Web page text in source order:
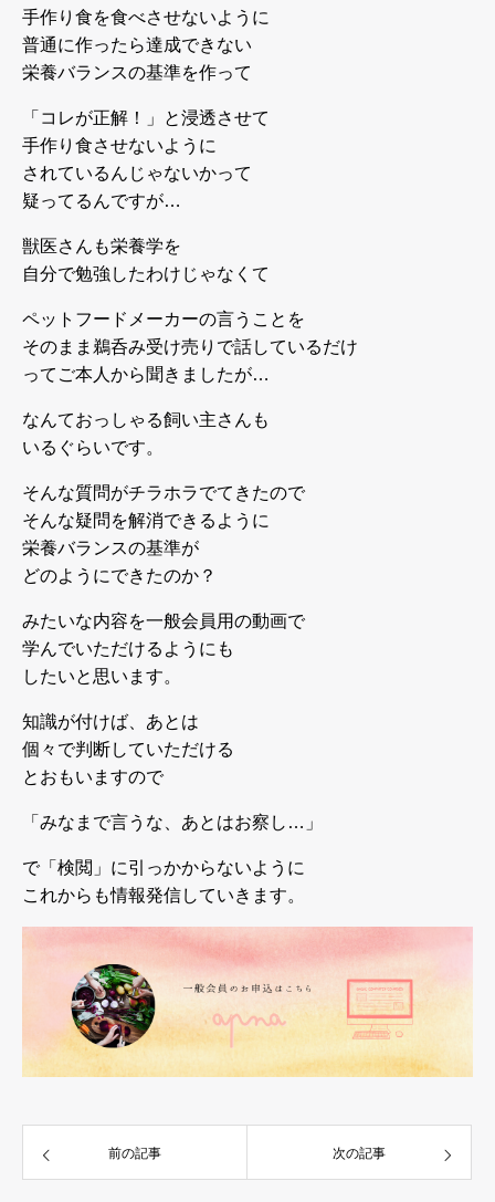
手作り食を食べさせないように
普通に作ったら達成できない
栄養バランスの基準を作って
「コレが正解！」と浸透させて
手作り食させないように
されているんじゃないかって
疑ってるんですが…
獣医さんも栄養学を
自分で勉強したわけじゃなくて
ペットフードメーカーの言うことを
そのまま鵜呑み受け売りで話しているだけ
ってご本人から聞きましたが…
なんておっしゃる飼い主さんも
いるぐらいです。
そんな質問がチラホラでてきたので
そんな疑問を解消できるように
栄養バランスの基準が
どのようにできたのか？
みたいな内容を一般会員用の動画で
学んでいただけるようにも
したいと思います。
知識が付けば、あとは
個々で判断していただける
とおもいますので
「みなまで言うな、あとはお察し…」
で「検閲」に引っかからないように
これからも情報発信していきます。
前の記事 次の記事